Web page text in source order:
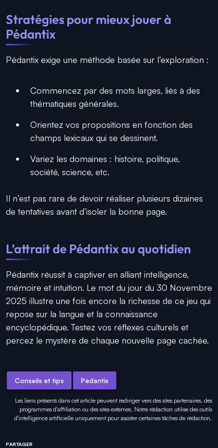
Stratégies pour mieux jouer à
Pédantix
Pédantix exige une méthode basée sur l’exploration :
Commencez par des mots larges, liés à des
thématiques générales.
Orientez vos propositions en fonction des
champs lexicaux qui se dessinent.
Variez les domaines : histoire, politique,
société, science, etc.
Il n’est pas rare de devoir réaliser plusieurs dizaines
de tentatives avant d’isoler la bonne page.
L’attrait de Pédantix au quotidien
Pédantix réussit à captiver en alliant intelligence,
mémoire et intuition. Le mot du jour du 30 Novembre
2025 illustre une fois encore la richesse de ce jeu qui
repose sur la langue et la connaissance
encyclopédique. Testez vos réflexes culturels et
percez le mystère de chaque nouvelle page cachée.
Conseils et tips Pédantix
Les liens présents dans cet article peuvent rediriger vers des sites partenaires, des
programmes d'affiliation ou des sites externes. Notre rédaction utilise des outils
d'intelligence artificielle uniquement pourassister certaines tâches de rédaction.
PARTAGER